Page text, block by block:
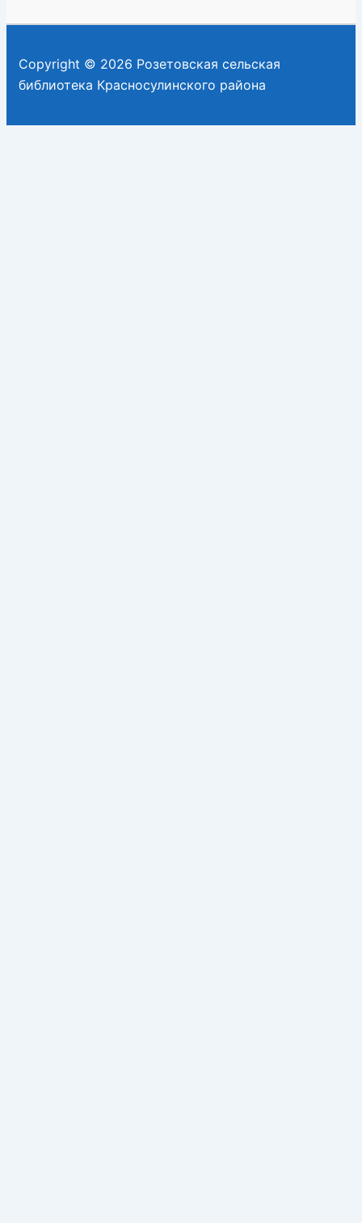
Copyright © 2026 Розетовская сельская
библиотека Красносулинского района